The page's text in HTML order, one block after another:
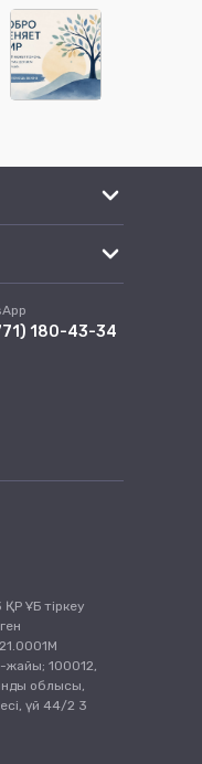
ҰБ тіркеу
жайы; 100012,
облысы,
үй 44/2 3
180-43-34